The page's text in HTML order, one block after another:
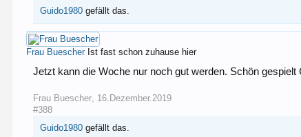
Guido1980 gefällt das.
Frau Buescher Ist fast schon zuhause hier
Jetzt kann die Woche nur noch gut werden. Schön gespielt
Frau Buescher, 16.Dezember.2019
#388
Guido1980 gefällt das.